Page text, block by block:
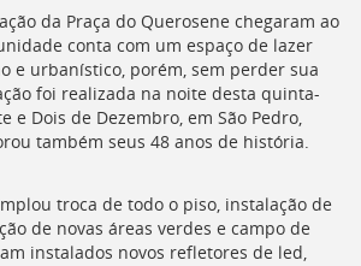
da Praça do Querosene chegaram ao
conta com um espaço de lazer
e urbanístico, porém, sem perder sua
foi realizada na noite desta quinta-
e Dois de Dezembro, em São Pedro,
também seus 48 anos de história.
troca de todo o piso, instalação de
de novas áreas verdes e campo de
instalados novos refletores de led,